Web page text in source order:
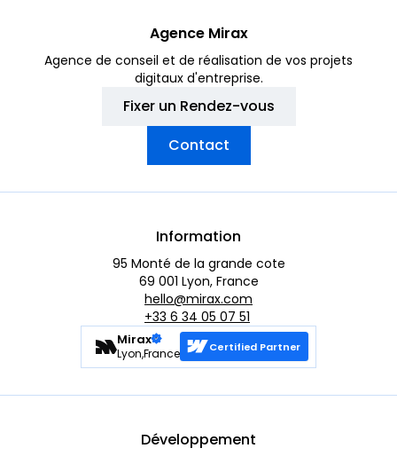
Agence Mirax
Agence de conseil et de réalisation de vos projets
digitaux d'entreprise.
Fixer un Rendez-vous
Contact
Développement
Information
95 Monté de la grande cote
69 001 Lyon, France
hello@mirax.com
+33 6 34 05 07 51
Mirax
Lyon,France Certified Partner